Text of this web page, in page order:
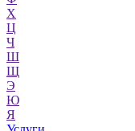
Х
Ц
Ч
Ш
Щ
Э
Ю
Я